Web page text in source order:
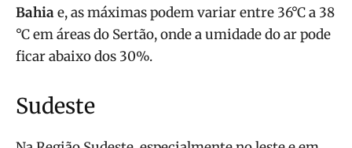
Bahiae, as máximas podem variar entre 36°C a 38
°C em áreas do Sertão, onde a umidade do ar pode
ficar abaixo dos 30%.
Sudeste